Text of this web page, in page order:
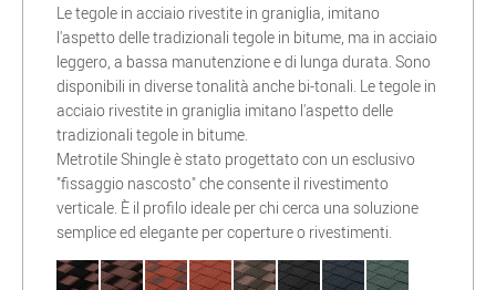
Le tegole in acciaio rivestite in graniglia, imitano
l'aspetto delle tradizionali tegole in bitume, ma in acciaio
leggero, a bassa manutenzione e di lunga durata. Sono
disponibili in diverse tonalità anche bi-tonali. Le tegole in
acciaio rivestite in graniglia imitano l'aspetto delle
tradizionali tegole in bitume.
Metrotile Shingle è stato progettato con un esclusivo
"fissaggio nascosto" che consente il rivestimento
verticale. È il profilo ideale per chi cerca una soluzione
semplice ed elegante per coperture o rivestimenti.